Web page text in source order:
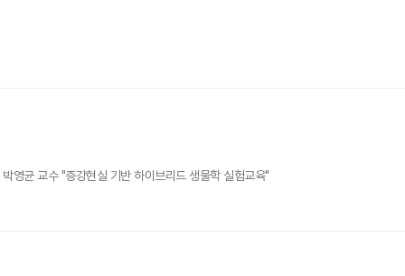
영균 교수 "증강현실 기반 하이브리드 생물학 실험교육"